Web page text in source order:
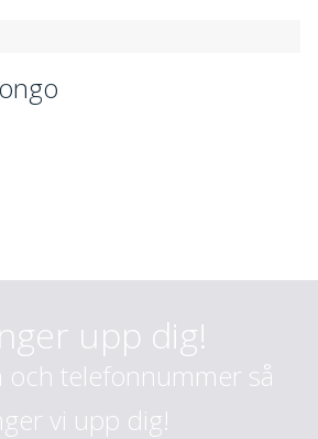
upp dig!
och telefonnummer så
vi upp dig!